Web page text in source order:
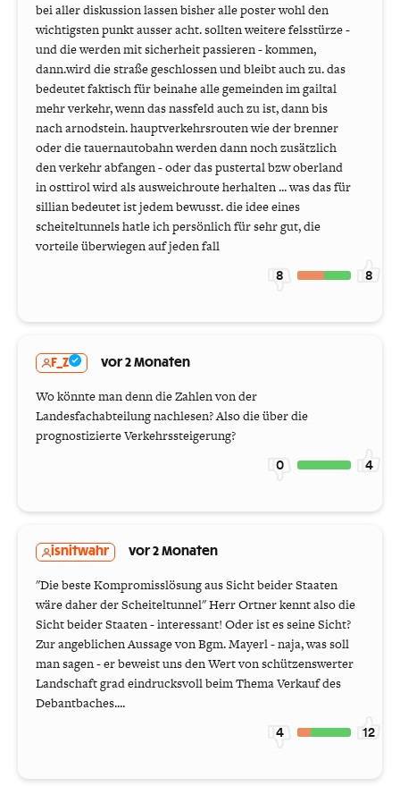
bei aller diskussion lassen bisher alle poster wohl den
wichtigsten punkt ausser acht. sollten weitere felsstürze -
und die werden mit sicherheit passieren - kommen,
dann.wird die straße geschlossen und bleibt auch zu. das
bedeutet faktisch für beinahe alle gemeinden im gailtal
mehr verkehr, wenn das nassfeld auch zu ist, dann bis
nach arnodstein. hauptverkehrsrouten wie der brenner
oder die tauernautobahn werden dann noch zusätzlich
den verkehr abfangen - oder das pustertal bzw oberland
in osttirol wird als ausweichroute herhalten ... was das für
sillian bedeutet ist jedem bewusst. die idee eines
scheiteltunnels hatle ich persönlich für sehr gut, die
vorteile überwiegen auf jeden fall
8 8
F_Z vor 2 Monaten
Wo könnte man denn die Zahlen von der
Landesfachabteilung nachlesen? Also die über die
prognostizierte Verkehrssteigerung?
0 4
isnitwahr vor 2 Monaten
"Die beste Kompromisslösung aus Sicht beider Staaten
wäre daher der Scheiteltunnel" Herr Ortner kennt also die
Sicht beider Staaten - interessant! Oder ist es seine Sicht?
Zur angeblichen Aussage von Bgm. Mayerl - naja, was soll
man sagen - er beweist uns den Wert von schützenswerter
Landschaft grad eindrucksvoll beim Thema Verkauf des
Debantbaches....
4 12